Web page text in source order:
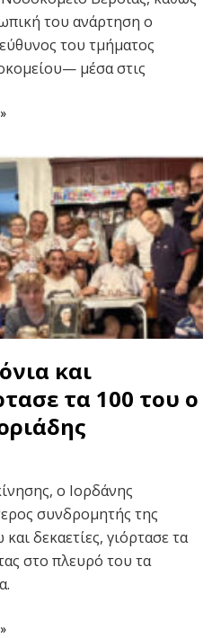
του ανάρτηση ο
του τμήματος
μέσα στις
και
τα 100 του ο
ο Ιορδάνης
συνδρομητής της
δεκαετίες, γιόρτασε τα
στο πλευρό του τα